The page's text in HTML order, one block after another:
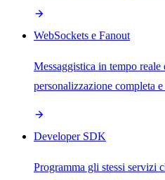
WebSockets e Fanout
Messaggistica in tempo
personalizzazione completa
Developer SDK
Programma gli stessi servizi